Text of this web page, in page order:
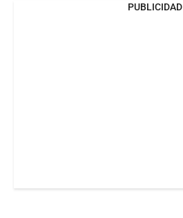
PUBLICIDAD